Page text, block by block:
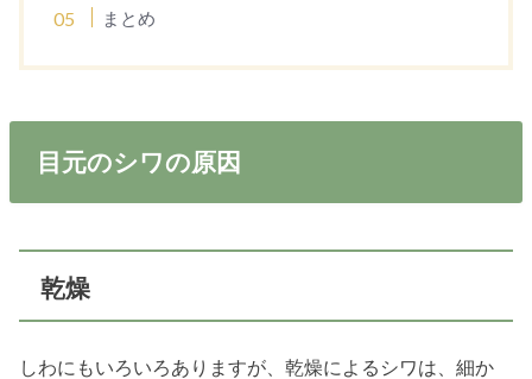
まとめ
目元のシワの原因
乾燥
しわにもいろいろありますが、乾燥によるシワは、細か